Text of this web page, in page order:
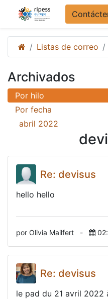
Listas de correo
Archivados
Por hilo
Por fecha
abril 2022
Re: devisus
hello hello
por Olivia Mailfert -
Re: devisus
le pad du 21 avril 2022